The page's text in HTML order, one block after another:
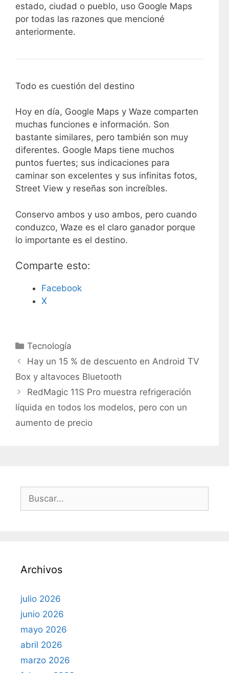
estado, ciudad o pueblo, uso Google Maps
por todas las razones que mencioné
anteriormente.
Todo es cuestión del destino
Hoy en día, Google Maps y Waze comparten
muchas funciones e información. Son
bastante similares, pero también son muy
diferentes. Google Maps tiene muchos
puntos fuertes; sus indicaciones para
caminar son excelentes y sus infinitas fotos,
Street View y reseñas son increíbles.
Conservo ambos y uso ambos, pero cuando
conduzco, Waze es el claro ganador porque
lo importante es el destino.
Comparte esto:
Facebook
X
C
a
e
g
o
r
Tecnología
Hay un 15 % de descuento en Android TV
Box y altavoces Bluetooth
RedMagic 11S Pro muestra refrigeración
líquida en todos los modelos, pero con un
aumento de precio
:Archivos
julio 2026
junio 2026
mayo 2026
abril 2026
marzo 2026